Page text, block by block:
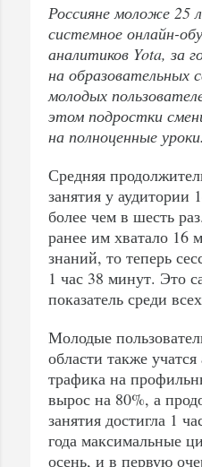
Россияне моложе 25
системное онлайн-
аналитиков Yota, за
на образовательных
молодых
этом подростки
на полноценные уроки.
Средняя
занятия у аудитории
более чем в шесть
ранее им хватало 16
знаний, то теперь
1 час 38 минут. Это
показатель среди
Молодые
области также
трафика на
вырос на 80%, а
занятия достигла 1
года максимальные
осень, и в первую